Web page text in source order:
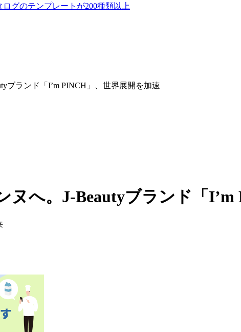
グのテンプレートが200種類以上
ブランド「I’m PINCH」、世界展開を加速
ヌへ。J-Beautyブランド「